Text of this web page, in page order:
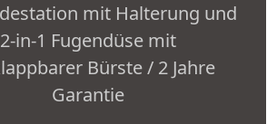
mit Halterung und
2-in-1 Fugendüse mit
Bürste / 2 Jahre
Garantie